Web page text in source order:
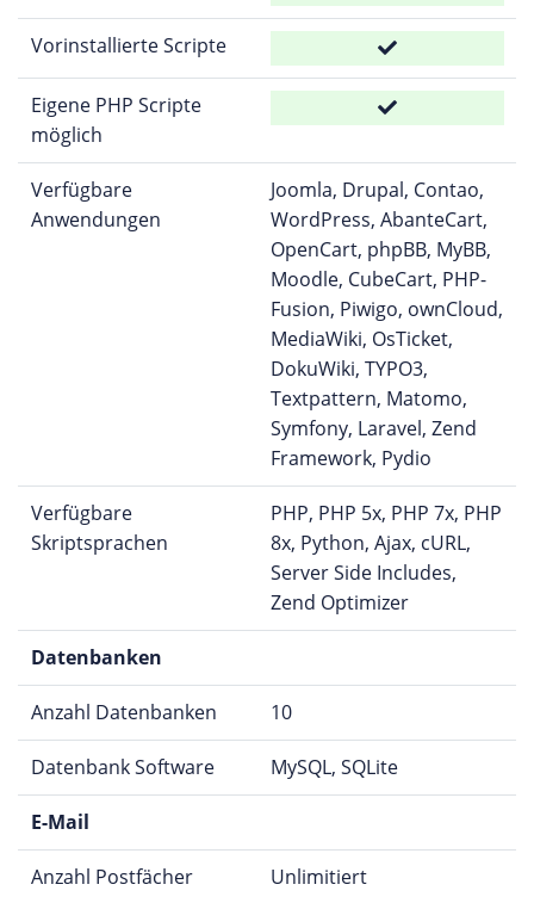
Vorinstallierte Scripte
Eigene PHP Scripte
möglich
Verfügbare
Anwendungen
Joomla, Drupal, Contao,
WordPress, AbanteCart,
OpenCart, phpBB, MyBB,
Moodle, CubeCart, PHP-
Fusion, Piwigo, ownCloud,
MediaWiki, OsTicket,
DokuWiki, TYPO3,
Textpattern, Matomo,
Symfony, Laravel, Zend
Framework, Pydio
Verfügbare
Skriptsprachen
PHP, PHP 5x, PHP 7x, PHP
8x, Python, Ajax, cURL,
Server Side Includes,
Zend Optimizer
Datenbanken
Anzahl Datenbanken 10
Datenbank Software MySQL, SQLite
E-Mail
Anzahl Postfächer Unlimitiert